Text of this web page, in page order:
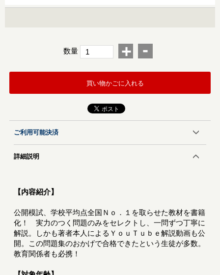
数量 + -
買い物かごに入れる
ご利用可能決済
詳細説明
【内容紹介】
公開模試、学校平均点全国Ｎｏ．１を取らせた教材を書籍
化！ 実力のつく問題のみをセレクトし、一問ずつ丁寧に
解説。しかも著者本人によるＹｏｕＴｕｂｅ解説動画も公
開。この問題集のおかげで合格できたという生徒が多数。
教育関係者も必携！